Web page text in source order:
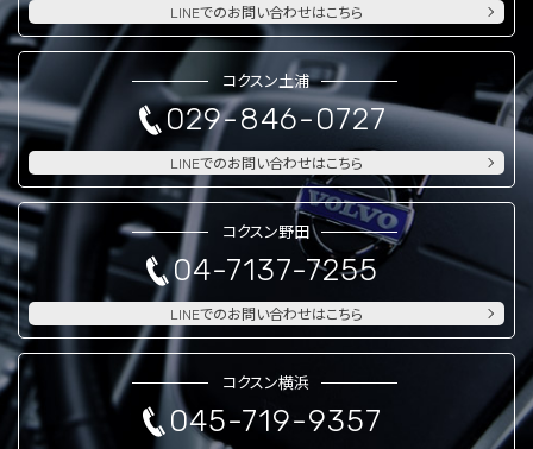
LINEでのお問い合わせはこちら
コクスン土浦
029-846-0727
LINEでのお問い合わせはこちら
コクスン野田
04-7137-7255
LINEでのお問い合わせはこちら
コクスン横浜
045-719-9357